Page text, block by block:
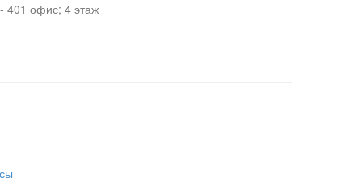
401 офис; 4 этаж